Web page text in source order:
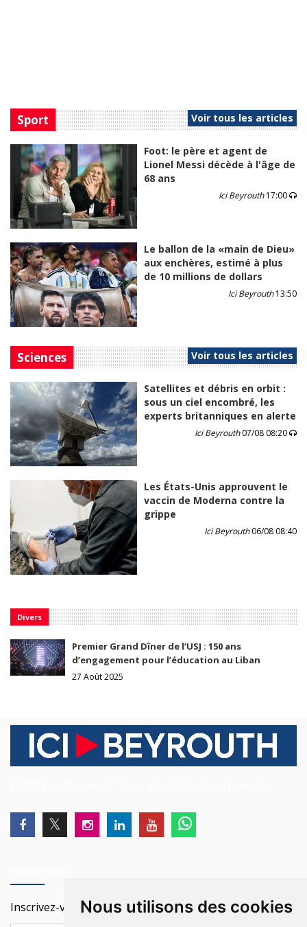
Nous utilisons des cookies
Sport Voir tous les articles
Foot: le père et agent de
Lionel Messi décède à l'âge de
68 ans
Ici Beyrouth17:00
Le ballon de la «main de Dieu»
aux enchères, estimé à plus
de 10 millions de dollars
Ici Beyrouth13:50
Sciences Voir tous les articles
Satellites et débris en orbit :
sous un ciel encombré, les
experts britanniques en alerte
Ici Beyrouth07/08 08:20
Les États-Unis approuvent le
vaccin de Moderna contre la
grippe
Ici Beyrouth06/08 08:40
Divers
Premier Grand Dîner de l’USJ : 150 ans
d’engagement pour l’éducation au Liban
27 Août 2025
Inscrivez-vous à notre Newsletter